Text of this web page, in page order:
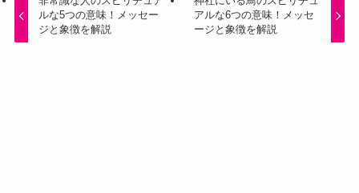
ルな5つの意味！メッセー
ジと象徴を解説
アルな6つの意味！メッセ
ージと象徴を解説